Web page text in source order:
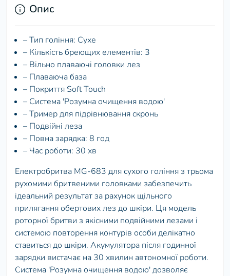
Опис
– Тип гоління: Сухе
– Кількість бреющих елементів: 3
– Вільно плаваючі головки лез
– Плаваюча база
– Покриття Soft Touch
– Система 'Розумна очищення водою'
– Тример для підрівнювання скронь
– Подвійні леза
– Повна зарядка: 8 год
– Час роботи: 30 хв
Електробритва MG-683 для сухого гоління з трьома
рухомими бритвеними головками забезпечить
ідеальний результат за рахунок щільного
прилягання обертових лез до шкіри. Ця модель
роторної бритви з якісними подвійними лезами і
системою повторення контурів особи делікатно
ставиться до шкіри. Акумулятора після годинної
зарядки вистачає на 30 хвилин автономної роботи.
Система 'Розумна очищення водою' дозволяє